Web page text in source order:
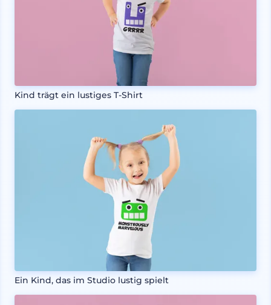
Kind trägt ein lustiges T-Shirt
Ein Kind, das im Studio lustig spielt